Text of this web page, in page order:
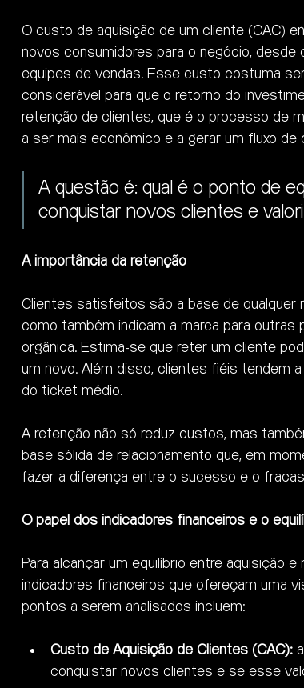
O custo de aquisição de um cliente (CAC)
novos consumidores para o negócio,
equipes de vendas. Esse custo costuma
considerável para que o retorno do
retenção de clientes, que é o processo de
a ser mais econômico e a gerar um fluxo de
A questão é: qual é o ponto de
conquistar novos clientes e
A importância da retenção
Clientes satisfeitos são a base de qualquer
como também indicam a marca para
orgânica. Estima-se que reter um cliente
um novo. Além disso, clientes fiéis tendem
do ticket médio.
A retenção não só reduz custos, mas
base sólida de relacionamento que, em
fazer a diferença entre o sucesso e o
O papel dos indicadores financeiros e o
Para alcançar um equilíbrio entre aquisição
indicadores financeiros que ofereçam uma
pontos a serem analisados incluem:
Custo de Aquisição de Clientes (CAC):
conquistar novos clientes e se esse